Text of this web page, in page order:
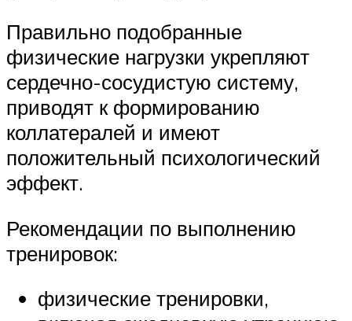
Правильно подобранные
физические нагрузки укрепляют
сердечно-сосудистую систему,
приводят к формированию
коллатералей и имеют
положительный психологический
эффект.
Рекомендации по выполнению
тренировок:
физические тренировки,